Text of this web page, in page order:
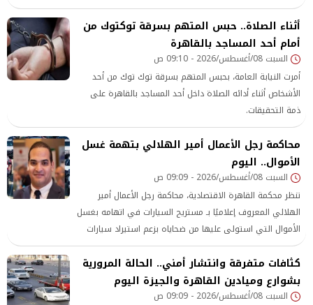
أثناء الصلاة.. حبس المتهم بسرقة توكتوك من
أمام أحد المساجد بالقاهرة
السبت 08/أغسطس/2026 - 09:10 ص
أمرت النيابة العامة، بحبس المتهم بسرقة توك توك من أحد
الأشخاص أثناء أدائه الصلاة داخل أحد المساجد بالقاهرة على
ذمة التحقيقات.
محاكمة رجل الأعمال أمير الهلالي بتهمة غسل
الأموال.. اليوم
السبت 08/أغسطس/2026 - 09:09 ص
تنظر محكمة القاهرة الاقتصادية، محاكمة رجل الأعمال أمير
الهلالي المعروف إعلاميًا بـ مستريح السيارات في اتهامه بغسل
الأموال التي استولى عليها من ضحاياه بزعم استيراد سيارات
من الخارج.
كثافات متفرقة وانتشار أمني.. الحالة المرورية
بشوارع وميادين القاهرة والجيزة اليوم
السبت 08/أغسطس/2026 - 09:09 ص